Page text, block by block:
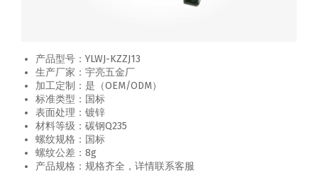
产品型号：YLWJ-KZZJ13
生产厂家：宇亮五金厂
加工定制：是（OEM/ODM）
标准类型：国标
表面处理：镀锌
材料等级：碳钢Q235
螺纹规格：国标
螺纹公差：8g
产品规格：规格齐全，详情联系客服